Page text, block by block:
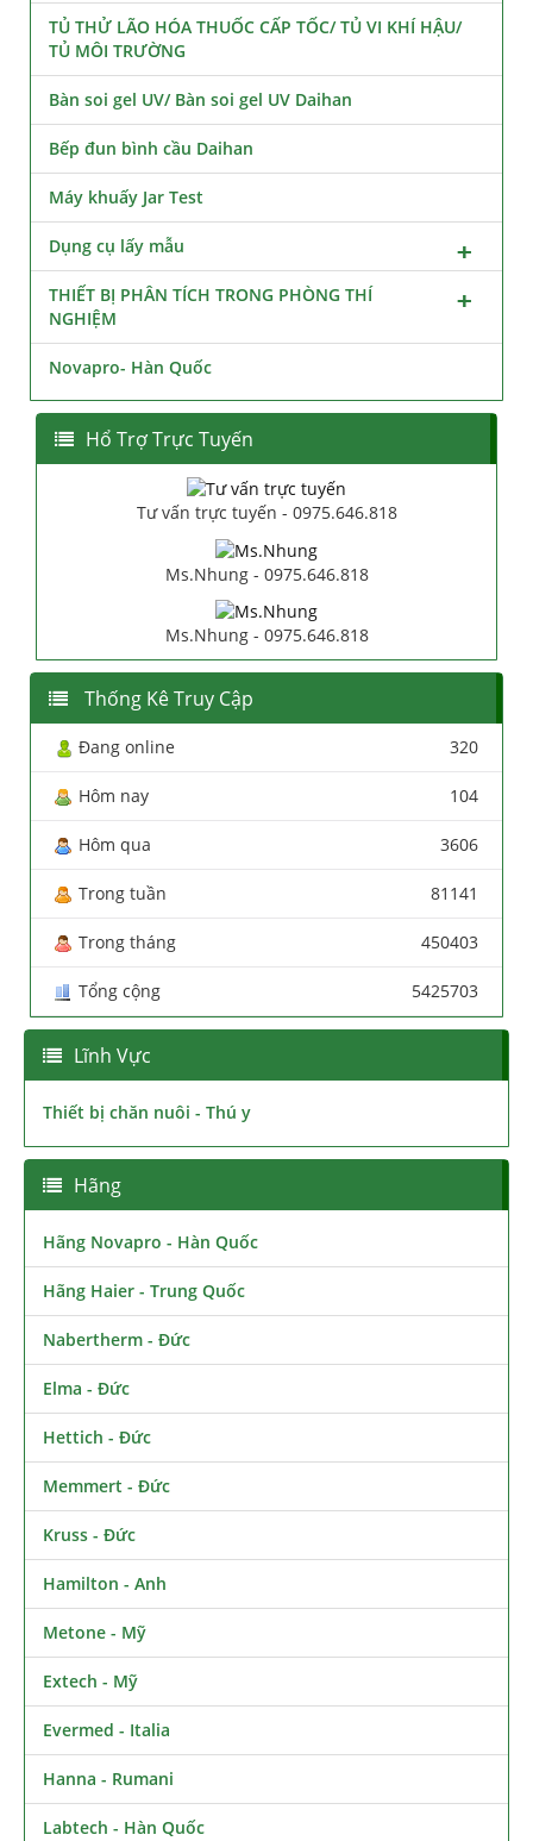
TỦ THỬ LÃO HÓA THUỐC CẤP TỐC/ TỦ VI KHÍ HẬU/
TỦ MÔI TRƯỜNG
Bàn soi gel UV/ Bàn soi gel UV Daihan
Bếp đun bình cầu Daihan
Máy khuấy Jar Test
Dụng cụ lấy mẫu
THIẾT BỊ PHÂN TÍCH TRONG PHÒNG THÍ
NGHIỆM
Novapro- Hàn Quốc
Hổ Trợ Trực Tuyến
Tư vấn trực tuyến - 0975.646.818
Ms.Nhung - 0975.646.818
Ms.Nhung - 0975.646.818
Thống Kê Truy Cập
Đang online 320
Hôm nay 104
Hôm qua 3606
Trong tuần 81141
Trong tháng 450403
Tổng cộng 5425703
Lĩnh Vực
Thiết bị chăn nuôi - Thú y
Hãng
Hãng Novapro - Hàn Quốc
Hãng Haier - Trung Quốc
Nabertherm - Đức
Elma - Đức
Hettich - Đức
Memmert - Đức
Kruss - Đức
Hamilton - Anh
Metone - Mỹ
Extech - Mỹ
Evermed - Italia
Hanna - Rumani
Labtech - Hàn Quốc